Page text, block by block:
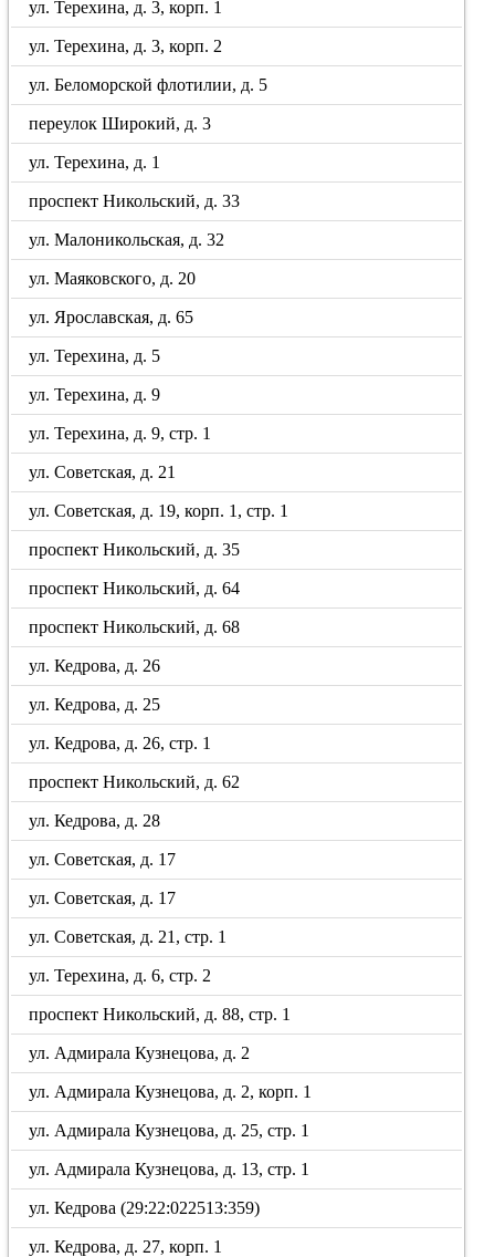
ул. Терехина, д. 3, корп. 1
ул. Терехина, д. 3, корп. 2
ул. Беломорской флотилии, д. 5
переулок Широкий, д. 3
ул. Терехина, д. 1
проспект Никольский, д. 33
ул. Малоникольская, д. 32
ул. Маяковского, д. 20
ул. Ярославская, д. 65
ул. Терехина, д. 5
ул. Терехина, д. 9
ул. Терехина, д. 9, стр. 1
ул. Советская, д. 21
ул. Советская, д. 19, корп. 1, стр. 1
проспект Никольский, д. 35
проспект Никольский, д. 64
проспект Никольский, д. 68
ул. Кедрова, д. 26
ул. Кедрова, д. 25
ул. Кедрова, д. 26, стр. 1
проспект Никольский, д. 62
ул. Кедрова, д. 28
ул. Советская, д. 17
ул. Советская, д. 17
ул. Советская, д. 21, стр. 1
ул. Терехина, д. 6, стр. 2
проспект Никольский, д. 88, стр. 1
ул. Адмирала Кузнецова, д. 2
ул. Адмирала Кузнецова, д. 2, корп. 1
ул. Адмирала Кузнецова, д. 25, стр. 1
ул. Адмирала Кузнецова, д. 13, стр. 1
ул. Кедрова (29:22:022513:359)
ул. Кедрова, д. 27, корп. 1